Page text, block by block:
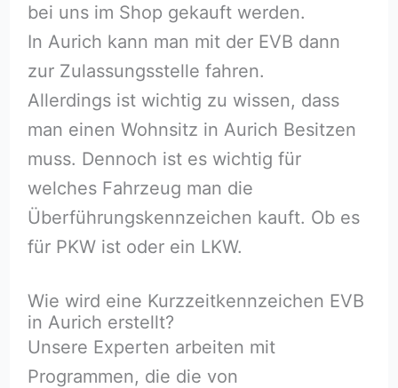
bei uns im Shop gekauft werden.
In Aurich kann man mit der EVB dann
zur Zulassungsstelle fahren.
Allerdings ist wichtig zu wissen, dass
man einen Wohnsitz in Aurich Besitzen
muss. Dennoch ist es wichtig für
welches Fahrzeug man die
Überführungskennzeichen kauft. Ob es
für PKW ist oder ein LKW.
Wie wird eine Kurzzeitkennzeichen EVB
in Aurich erstellt?
Unsere Experten arbeiten mit
Programmen, die die von